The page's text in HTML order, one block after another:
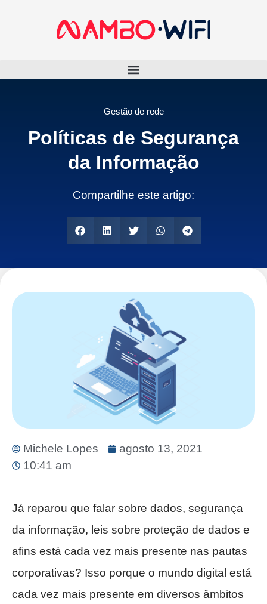
Gestão de rede
Políticas de Segurança
da Informação
Compartilhe este artigo:
Michele Lopes
agosto 13, 2021
10:41 am
Já reparou que falar sobre dados, segurança
da informação, leis sobre proteção de dados e
afins está cada vez mais presente nas pautas
corporativas? Isso porque o mundo digital está
cada vez mais presente em diversos âmbitos